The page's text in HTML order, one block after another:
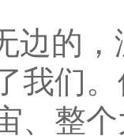
边的
我们
、整